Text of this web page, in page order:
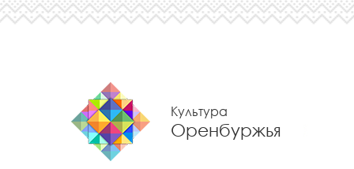
Культура
Оренбуржья